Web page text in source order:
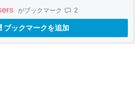
がブックマーク 2
ブックマークを追加